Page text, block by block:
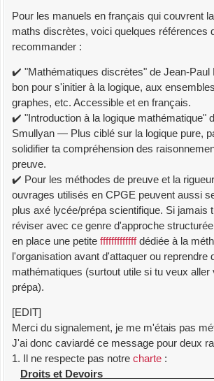
Pour les manuels en français qui couvrent
maths discrètes, voici quelques références
recommander :
✔️ "Mathématiques discrètes" de Jean-
bon pour s'initier à la logique, aux
graphes, etc. Accessible et en français.
✔️ "Introduction à la logique mathématique"
Smullyan — Plus ciblé sur la logique pure,
solidifier ta compréhension des
preuve.
✔️ Pour les méthodes de preuve et la
ouvrages utilisés en CPGE peuvent aussi
plus axé lycée/prépa scientifique. Si jamais
réviser avec ce genre d'approche
en place une petite fffffffffffffdédiée à la
l'organisation avant d'attaquer ou reprendre
mathématiques (surtout utile si tu veux aller
prépa).
[EDIT]
Merci du signalement, je me m'étais pas
J'ai donc caviardé ce message pour deux
1. Il ne respecte pas notre charte :
Droits et